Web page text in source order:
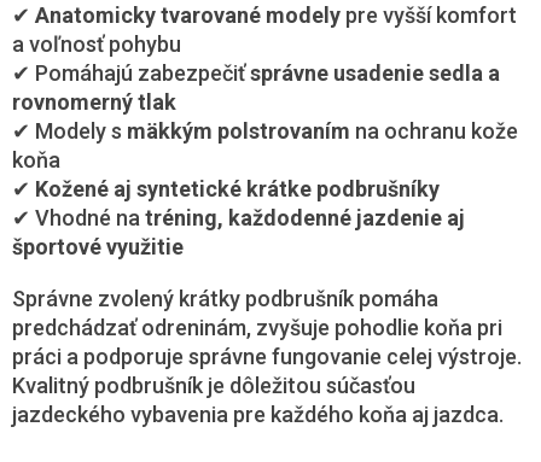
p
s
u
✔ Anatomicky tvarované modely pre vyšší komfort
a voľnosť pohybu
✔ Pomáhajú zabezpečiťsprávne usadenie sedla a
rovnomerný tlak
✔ Modely s mäkkým polstrovaním na ochranu kože
koňa
✔ Kožené aj syntetické krátke podbrušníky
✔ Vhodné na tréning, každodenné jazdenie aj
športové využitie
Správne zvolený krátky podbrušník pomáha
predchádzať odreninám, zvyšuje pohodlie koňa pri
práci a podporuje správne fungovanie celej výstroje.
Kvalitný podbrušník je dôležitou súčasťou
jazdeckého vybavenia pre každého koňa aj jazdca.